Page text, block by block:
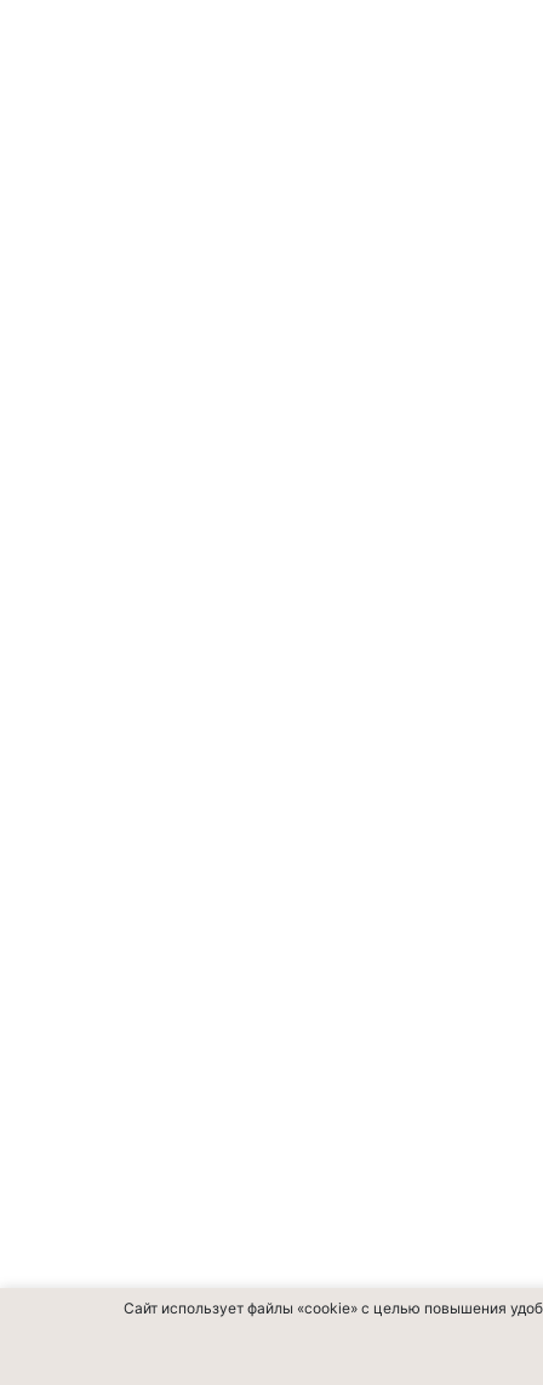
Сайт использует файлы «cookie» с целью повышения